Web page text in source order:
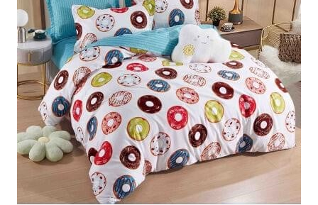
Lenjerii de pat Bumbac 100%
Lenjerii de pat Cocolino
Lenjerii de pat Finet + 2 Draperii
Lenjerii de pat Saten 4 piese cu
elastic